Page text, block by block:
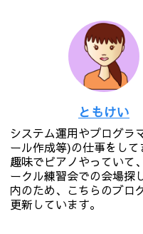
ともけい
システム運用やプログラ
ール作成等)の仕事をして
趣味でピアノやっていて
ークル練習会での会場探
内のため、こちらのブロ
更新しています。